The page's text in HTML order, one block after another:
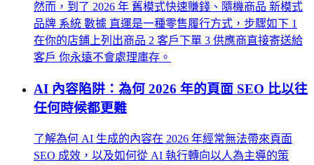
然而，到了 2026 年 舊模式快速賺錢、隨機商品 新模式
品牌 系統 數據 直運是一種零售履行方式，步驟如下 1
在你的店鋪上列出商品 2 客戶下單 3 供應商直接寄送給
客戶 你永遠不會處理庫存。
AI 內容陷阱：為何 2026 年的頁面 SEO 比以往
任何時候都更難
了解為何 AI 生成的內容在 2026 年經常無法帶來頁面
SEO 成效，以及如何從 AI 執行轉向以人為主導的策